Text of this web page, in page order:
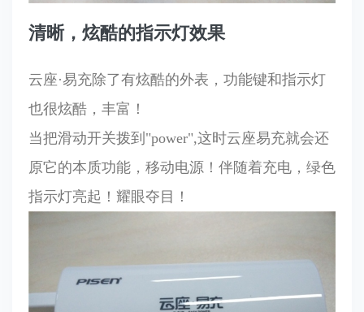
清晰，炫酷的指示灯效果
云座·易充除了有炫酷的外表，功能键和指示灯
也很炫酷，丰富！
当把滑动开关拨到"power",这时云座易充就会还
原它的本质功能，移动电源！伴随着充电，绿色
指示灯亮起！耀眼夺目！